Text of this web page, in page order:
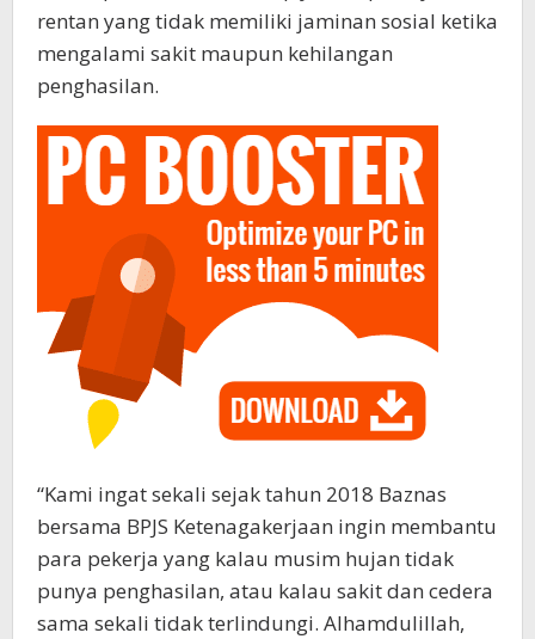
rentan yang tidak memiliki jaminan sosial ketika
mengalami sakit maupun kehilangan
penghasilan.
“Kami ingat sekali sejak tahun 2018 Baznas
bersama BPJS Ketenagakerjaan ingin membantu
para pekerja yang kalau musim hujan tidak
punya penghasilan, atau kalau sakit dan cedera
sama sekali tidak terlindungi. Alhamdulillah,